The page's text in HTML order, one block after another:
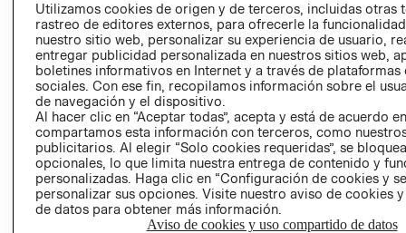
COOKIES
LIBRO DE
Ecuador ($)
CAMBIAR REGIÓN
Utilizamos cookies de origen y de terceros, incluidas otras
rastreo de editores externos, para ofrecerle la
nuestro sitio web, personalizar su experiencia de usuario,
entregar publicidad personalizada en nuestros sitios web,
boletines informativos en Internet y a través de plataformas
sociales. Con ese fin, recopilamos información sobre el
de navegación y el dispositivo.
Al hacer clic en “Aceptar todas”, acepta y está de acuerdo
compartamos esta información con terceros, como
publicitarios. Al elegir “Solo cookies requeridas”, se
opcionales, lo que limita nuestra entrega de contenido y
personalizadas. Haga clic en “Configuración de cookies y
personalizar sus opciones. Visite nuestro aviso de cookies
de datos para obtener más información.
Aviso de cookies y uso compartido de datos